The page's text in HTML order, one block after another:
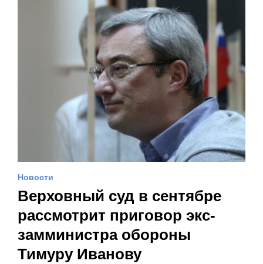
Новости
Верховный суд в сентябре
рассмотрит приговор экс-
замминистра обороны
Тимуру Иванову